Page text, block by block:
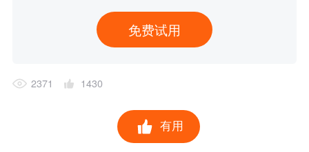
免费试用
2371 1430
有用